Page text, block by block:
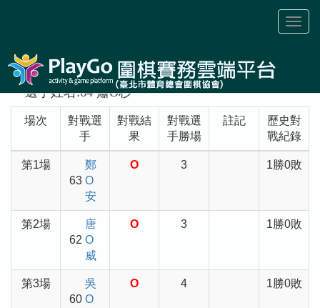
Toggle
選手姓名:64 蕭O杉
場次
對戰選
手
對戰結
果
對戰選
手勝場
註記
歷史對
戰紀錄
第1場
63
鄭
O
安
O 3 1勝0敗
第2場
62
唐
O
威
O 3 1勝0敗
第3場
60
吳
O
O 4 1勝0敗